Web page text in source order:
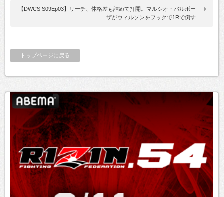
【DWCS S09Ep03】リーチ、体格差も詰めて打開。マルシオ・バルボー
ザがウィルソンをフックで1Rで倒す
トップページに戻る